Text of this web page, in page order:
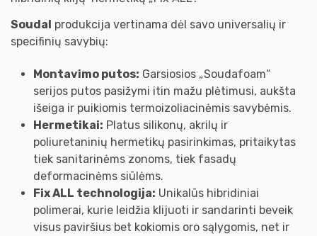
Soudal produkcija vertinama dėl savo universalių ir
specifinių savybių:
Montavimo putos: Garsiosios „Soudafoam“
serijos putos pasižymi itin mažu plėtimusi, aukšta
išeiga ir puikiomis termoizoliacinėmis savybėmis.
Hermetikai: Platus silikonų, akrilų ir
poliuretaninių hermetikų pasirinkimas, pritaikytas
tiek sanitarinėms zonoms, tiek fasadų
deformacinėms siūlėms.
Fix ALL technologija: Unikalūs hibridiniai
polimerai, kurie leidžia klijuoti ir sandarinti beveik
visus paviršius bet kokiomis oro sąlygomis, net ir